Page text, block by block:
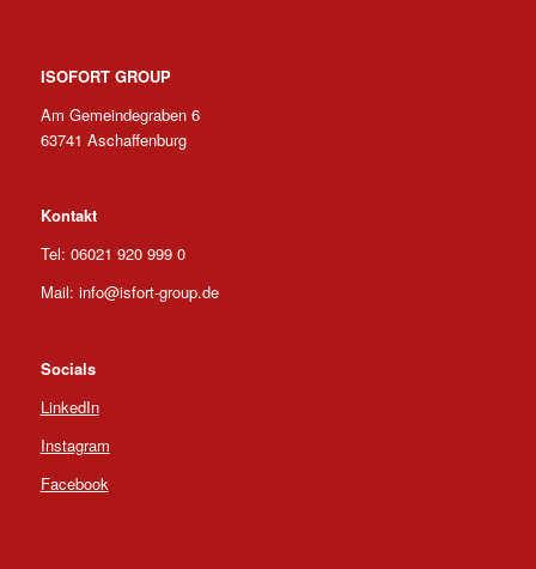
ISOFORT GROUP
Am Gemeindegraben 6
63741 Aschaffenburg
Kontakt
Tel: 06021 920 999 0
Mail: info@isfort-group.de
Socials
LinkedIn
Instagram
Facebook